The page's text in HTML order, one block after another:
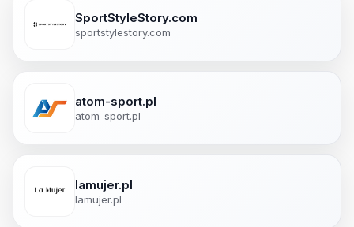
SportStyleStory.com
sportstylestory.com
atom-sport.pl
atom-sport.pl
lamujer.pl
lamujer.pl